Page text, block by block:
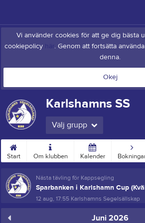
Vi använder cookies för att ge dig bästa
cookiepolicy
. Genom att fortsätta
denna.
Okej
Karlshamns SS
Välj grupp
Start Om klubben Kalender
Nästa tävling för Kappsegling
Sparbanken i Karlshamn Cup
12 aug, 17:55 Karlshamns Segelsällskap
Juni 2026